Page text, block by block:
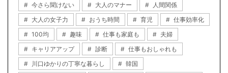
今さら聞けない 大人のマナー
人間関係
大人の女子力
おうち時間 育児
仕事効率化
100均
趣味 仕事も家庭も
夫婦
キャリアアップ
診断
仕事もおしゃれも
川口ゆかりの丁寧な暮らし
韓国